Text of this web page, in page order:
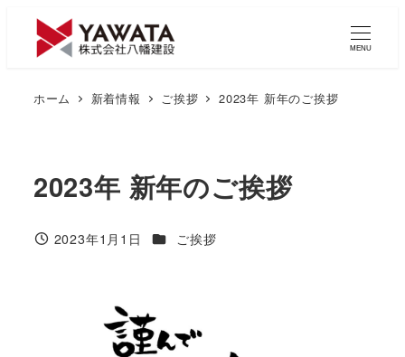
MENU
ホーム 新着情報 ご挨拶 2023年 新年のご挨拶
2023年 新年のご挨拶
投稿日
2023年1月1日 新着情報カテゴリ
ご挨拶